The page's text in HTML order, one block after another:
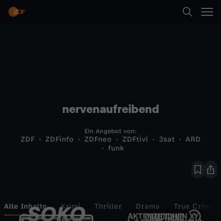
nervenaufreibend
Ein Angebot von:
ZDF ZDFinfo ZDFneo ZDFtivi 3sat
ARD
funk
Alle Inhalte Krimi Thriller Drama True Crime